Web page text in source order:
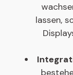
lassen,